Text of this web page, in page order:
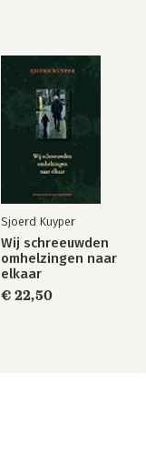
Sjoerd Kuyper
Wij schreeuwden
omhelzingen naar
elkaar
€ 22,50